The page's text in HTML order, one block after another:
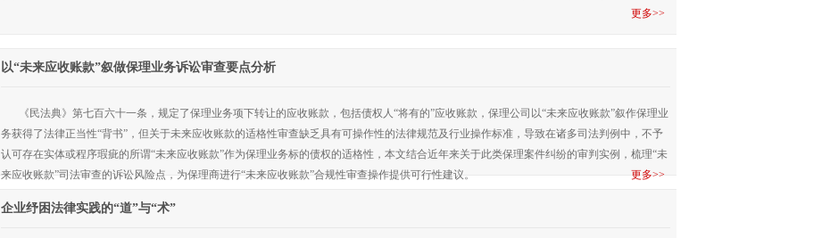
更多>>
以“未来应收账款”叙做保理业务诉讼审查要点分析
《民法典》第七百六十一条，规定了保理业务项下转让的应收账款，包括债权人“将有的”应收账款，保理公司以“未来应收账款”叙作保理业
务获得了法律正当性“背书”，但关于未来应收账款的适格性审查缺乏具有可操作性的法律规范及行业操作标准，导致在诸多司法判例中，不予
认可存在实体或程序瑕疵的所谓“未来应收账款”作为保理业务标的债权的适格性，本文结合近年来关于此类保理案件纠纷的审判实例，梳理“未
来应收账款”司法审查的诉讼风险点，为保理商进行“未来应收账款”合规性审查操作提供可行性建议。
更多>>
企业纾困法律实践的“道”与“术”